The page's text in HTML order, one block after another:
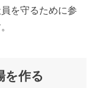
を守るために参
を作る